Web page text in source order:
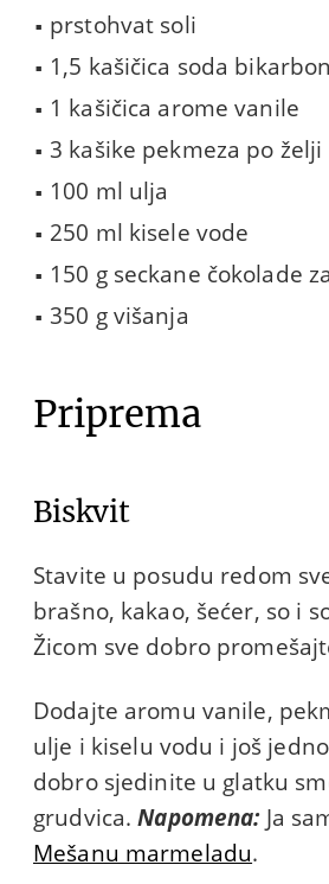
prstohvat soli
1,5 kašičica soda
1 kašičica arome vanile
3 kašike pekmeza po želji
100 ml ulja
250 ml kisele vode
150 g seckane čokolade
350 g višanja
Priprema
Biskvit
Stavite u posudu redom
brašno, kakao, šećer, so i
Žicom sve dobro
Dodajte aromu vanile,
ulje i kiselu vodu i još
dobro sjedinite u glatku
grudvica.Napomena:Ja
Mešanu marmeladu.